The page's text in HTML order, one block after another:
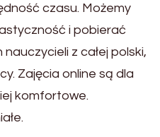
czasu. Możemy
i pobierać
z całej polski,
Zajęcia online są dla
komfortowe.